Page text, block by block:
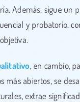
Además, sigue un
y probatorio,
, en cambio,
más abiertos, se
extrae